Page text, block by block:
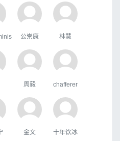
公崇康 林慧
周毅 chafferer
金文 十年饮冰